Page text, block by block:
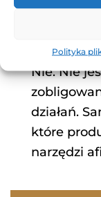
Polityka
WhatsApp.
Czy po
Nie. Nie
działań.
które
narzędzi